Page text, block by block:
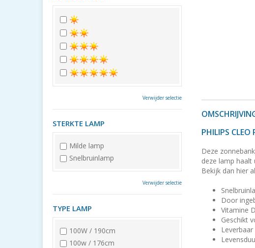
Verwijder selectie
STERKTE LAMP
Milde lamp
Snelbruinlamp
Verwijder selectie
TYPE LAMP
100W / 190cm
100w / 176cm
PHILIPS
Deze
deze lamp haalt
Bekijk dan hier
Door
Vitamine
Geschikt